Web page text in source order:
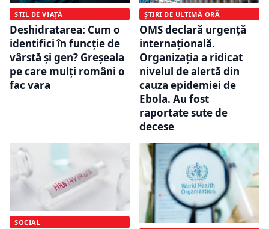
STIL DE VIAȚĂ
Deshidratarea: Cum o
identifici în funcție de
vârstă și gen? Greșeala
pe care mulți români o
fac vara
ȘTIRI DE ULTIMĂ ORĂ
OMS declară urgență
internațională.
Organizația a ridicat
nivelul de alertă din
cauza epidemiei de
Ebola. Au fost
raportate sute de
decese
SOCIAL